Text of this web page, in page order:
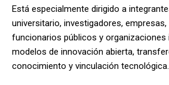
Está especialmente dirigido a
universitario, investigadores,
funcionarios públicos y organizaciones
modelos de innovación abierta,
conocimiento y vinculación tecnológica.